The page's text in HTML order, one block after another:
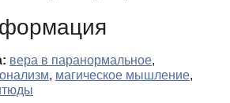
вера в паранормальное,
, магическое мышление,